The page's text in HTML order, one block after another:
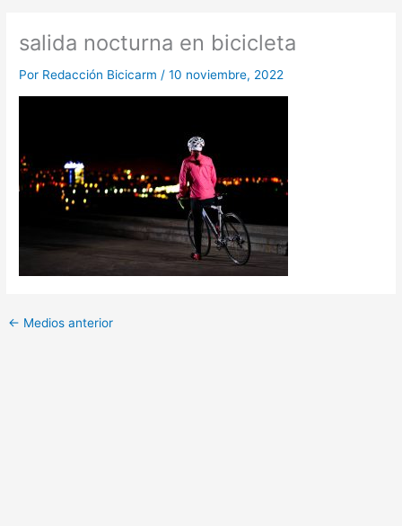
salida nocturna en bicicleta
Por Redacción Bicicarm /10 noviembre, 2022
← Medios anterior